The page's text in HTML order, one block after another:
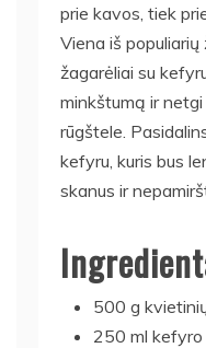
prie kavos, tiek
Viena iš
žagarėliai su
minkštumą ir
rūgštele.
kefyru, kuris bus
skanus ir
500 g
250 ml kefyro